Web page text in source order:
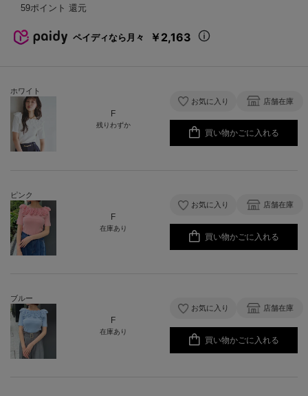
59
ホワイト
F
残りわずか
お気に入り 店舗在庫
買い物かごに入れる
ピンク
F
在庫あり
お気に入り 店舗在庫
買い物かごに入れる
ブルー
F
在庫あり
お気に入り 店舗在庫
買い物かごに入れる
ペイディなら月々 ￥2,163